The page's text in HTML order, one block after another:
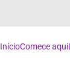
InícioComece aqui